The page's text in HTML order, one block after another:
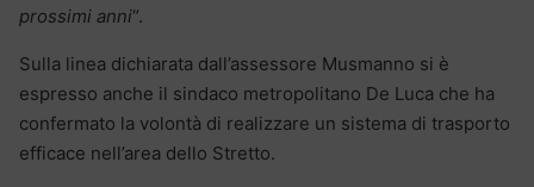
prossimi anni“.
Sulla linea dichiarata dall’assessore Musmanno si è
espresso anche il sindaco metropolitano De Luca che ha
confermato la volontà di realizzare un sistema di trasporto
efficace nell’area dello Stretto.